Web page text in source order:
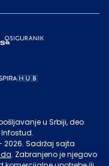
u Srbiji, deo
2026. Sadržaj sajta
. Zabranjeno je njegovo